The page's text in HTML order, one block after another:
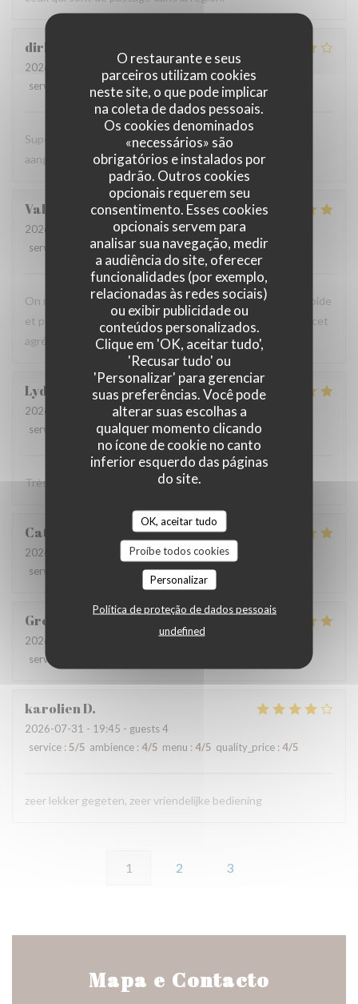
O restaurante e seus
parceiros utilizam cookies
neste site, o que pode implicar
na coleta de dados pessoais.
Os cookies denominados
«necessários» são
obrigatórios e instalados por
padrão. Outros cookies
opcionais requerem seu
consentimento. Esses cookies
opcionais servem para
analisar sua navegação, medir
a audiência do site, oferecer
funcionalidades (por exemplo,
relacionadas às redes sociais)
ou exibir publicidade ou
conteúdos personalizados.
Clique em 'OK, aceitar tudo',
'Recusar tudo' ou
'Personalizar' para gerenciar
suas preferências. Você pode
alterar suas escolhas a
qualquer momento clicando
no ícone de cookie no canto
inferior esquerdo das páginas
do site.
OK, aceitar tudo
Proíbe todos cookies
Personalizar
Política de proteção de dados pessoais
undefined
dirk
2026-08-06
- 19:00 - guests 2
service
ambience: /5 quality_price
Super vriendelijke ontvagst, zeer goede prijs kwaliteit,
aangenaam kader, een aanradee
Valerie
2026-08-06
- 12:45 - guests 4
service
ambience 5/5 menu:5/5 quality_price
On recommande vivement, carte avec du choix ,service rapide
et personnels très agréable, prix raisonnables..merci pour cet
agréable moment en terrasse.
Lydia
2026-08-06
- 12:15 - guests 3
service
ambience:5/5 menu:5/5 quality_price
Très bonne cuisine ! Très bon accueil !
Catherine
2026-08-02
- 19:30 - guests 4
service
5/5 menu:5/5 quality_price
Grégory
2026-08-02
- 12:30 - guests 2
service
karolienD
2026-07-31 - 19:45 - guests 4
service : 5/5 ambience : 4/5 menu : 4/5 quality_price : 4/5
zeer lekker gegeten, zeer vriendelijke bediening
1 2 3
Mapa e Contacto